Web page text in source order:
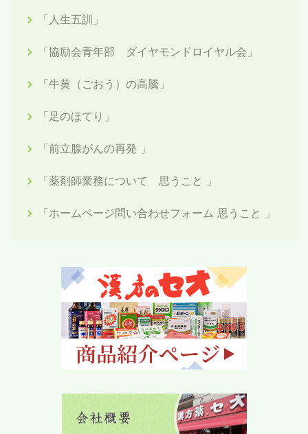
「人生五訓」
「協励会青年部 ダイヤモンドロイヤル会」
「牛黄（ごおう）の高騰」
「足のほてり」
「前立腺がんの再発 」
「薬剤師業務について 思うこと 」
「ホームページ問い合わせフォーム 思うこと 」